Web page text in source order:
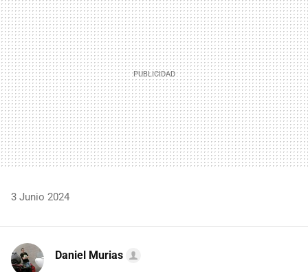
3 Junio 2024
Daniel Murias